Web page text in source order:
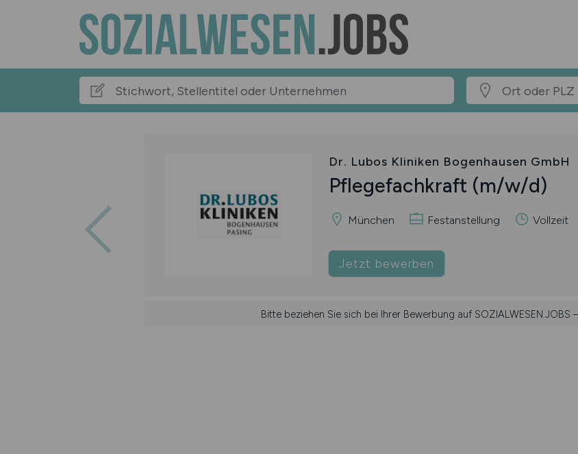
Dr. Lubos Kliniken Bogenhausen GmbH
Pflegefachkraft (m/w/d)
München Festanstellung Vollzeit
Jetzt bewerben
Bitte beziehen Sie sich bei Ihrer Bewerbung auf SOZIALWESEN.JOBS